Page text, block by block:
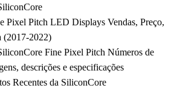
Pixel Pitch LED Displays Vendas, Preço,
(2017-2022)
Fine Pixel Pitch Números de
descrições e especificações
Recentes da SiliconCore